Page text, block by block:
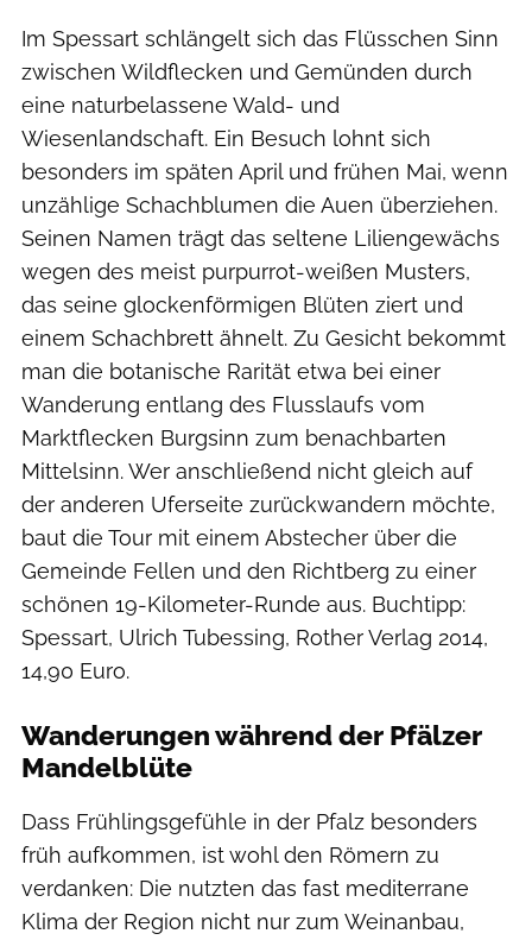
Im Spessart schlängelt sich das Flüsschen Sinn
zwischen Wildflecken und Gemünden durch
eine naturbelassene Wald- und
Wiesenlandschaft. Ein Besuch lohnt sich
besonders im späten April und frühen Mai, wenn
unzählige Schachblumen die Auen überziehen.
Seinen Namen trägt das seltene Liliengewächs
wegen des meist purpurrot-weißen Musters,
das seine glockenförmigen Blüten ziert und
einem Schachbrett ähnelt. Zu Gesicht bekommt
man die botanische Rarität etwa bei einer
Wanderung entlang des Flusslaufs vom
Marktflecken Burgsinn zum benachbarten
Mittelsinn. Wer anschließend nicht gleich auf
der anderen Uferseite zurückwandern möchte,
baut die Tour mit einem Abstecher über die
Gemeinde Fellen und den Richtberg zu einer
schönen 19-Kilometer-Runde aus. Buchtipp:
Spessart, Ulrich Tubessing, Rother Verlag 2014,
14,90 Euro.
Wanderungen während der Pfälzer
Mandelblüte
Dass Frühlingsgefühle in der Pfalz besonders
früh aufkommen, ist wohl den Römern zu
verdanken: Die nutzten das fast mediterrane
Klima der Region nicht nur zum Weinanbau,